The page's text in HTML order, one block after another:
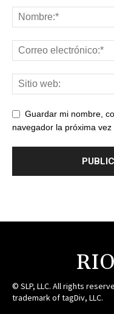
Guardar mi nombre,
navegador la próxima vez
© SLP, LLC. All rights
trademark of tagDiv, LLC.